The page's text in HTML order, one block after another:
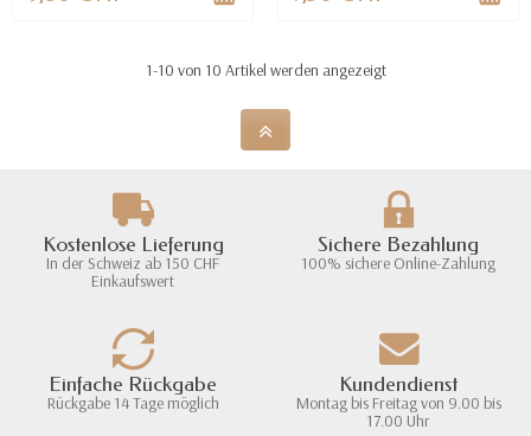
1-10 von 10 Artikel werden angezeigt
Kostenlose Lieferung
In der Schweiz ab 150 CHF
Einkaufswert
Sichere Bezahlung
100% sichere Online-Zahlung
Einfache Rückgabe
Rückgabe 14 Tage möglich
Kundendienst
Montag bis Freitag von 9.00 bis
17.00 Uhr